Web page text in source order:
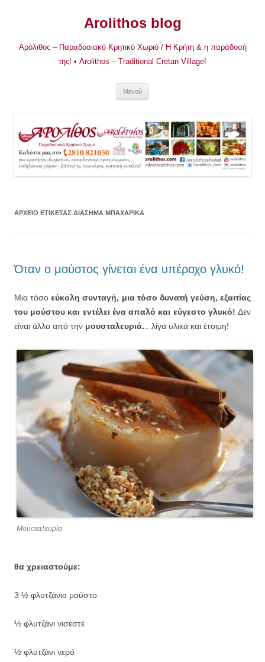
Arolithos blog
Αρόλιθος – Παραδοσιακό Κρητικό Χωριό / Η Κρήτη & η παράδοσή
της! • Arolithos – Traditional Cretan Village!
Μενού
ΑΡΧΕΊΟ ΕΤΙΚΈΤΑΣ ΔΙΆΣΗΜΑ ΜΠΑΧΑΡΙΚΆ
Όταν ο μούστος γίνεται ένα υπέροχο γλυκό!
Μια τόσοεύκολη συνταγή, μια τόσο δυνατή γεύση, εξαιτίας
του μούστου και εντέλει ένα απαλό και εύγεστο γλυκό! Δεν
είναι άλλο από την μουσταλευριά. .. λίγα υλικά και έτοιμη!
Μουσταλευρία
θα χρειαστούμε:
3 ½ φλυτζάνια μούστο
½ φλυτζάνι νισεστέ
½ φλυτζάνι νερό